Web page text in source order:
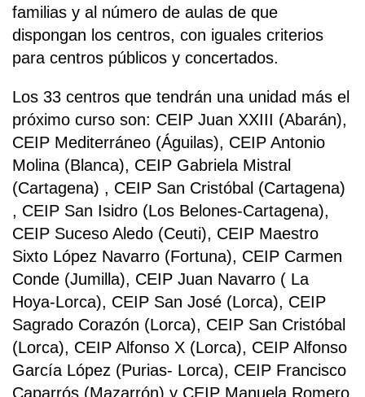
familias y al número de aulas de que
dispongan los centros, con iguales criterios
para centros públicos y concertados.
Los 33 centros que tendrán una unidad más el
próximo curso son: CEIP Juan XXIII (Abarán),
CEIP Mediterráneo (Águilas), CEIP Antonio
Molina (Blanca), CEIP Gabriela Mistral
(Cartagena) , CEIP San Cristóbal (Cartagena)
, CEIP San Isidro (Los Belones-Cartagena),
CEIP Suceso Aledo (Ceuti), CEIP Maestro
Sixto López Navarro (Fortuna), CEIP Carmen
Conde (Jumilla), CEIP Juan Navarro ( La
Hoya-Lorca), CEIP San José (Lorca), CEIP
Sagrado Corazón (Lorca), CEIP San Cristóbal
(Lorca), CEIP Alfonso X (Lorca), CEIP Alfonso
García López (Purias- Lorca), CEIP Francisco
Caparrós (Mazarrón) y CEIP Manuela Romero